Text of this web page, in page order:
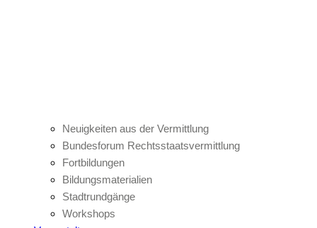
Neuigkeiten aus der Vermittlung
Bundesforum Rechtsstaatsvermittlung
Fortbildungen
Bildungsmaterialien
Stadtrundgänge
Workshops